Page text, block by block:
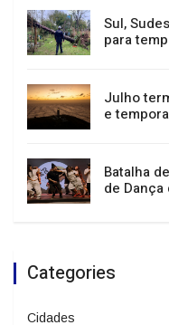
Festival
400 mil
economia
Sul,
para
Julho
e
de Dança